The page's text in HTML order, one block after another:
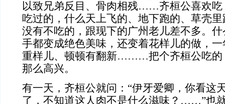
以致兄弟反目、骨肉相残……齐桓公喜欢吃
吃过的，什么天上飞的、地下跑的、草壳
没有不吃的，跟现下的广州老儿差不多。
手都变成绝色美味，还变着花样儿的做，
重样儿、顿顿有翻新………把个齐桓公吃的
那么高兴。
有一天，齐桓公就问：“伊牙爱卿，你看这
了，不知道这人肉不是什么滋味？……”也